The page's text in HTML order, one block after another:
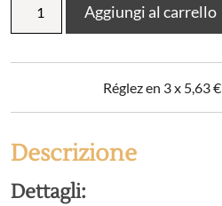
oscurante
in
quantità
Aggiungi al carrello
Réglez en 3 x 5,63€
Descrizione
Dettagli: